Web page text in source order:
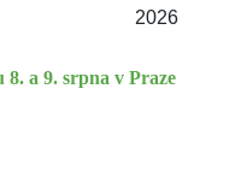
2026
a 9. srpna v Praze